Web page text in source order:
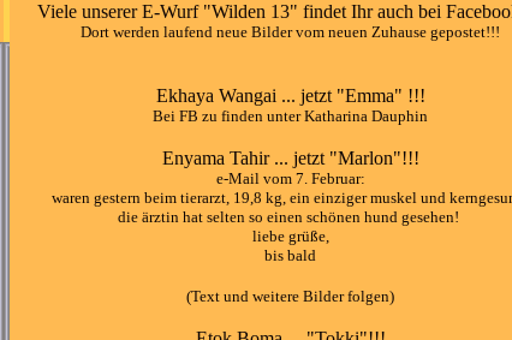
Viele unserer E-Wurf "Wilden 13" findet Ihr auch bei
Dort werden laufend neue Bilder vom neuen Zuhause gepostet!!!
Ekhaya Wangai ... jetzt "Emma" !!!
Bei FB zu finden unter Katharina Dauphin
Enyama Tahir ... jetzt "Marlon"!!!
e-Mail vom 7. Februar:
waren gestern beim tierarzt, 19,8 kg, ein einziger muskel und
die ärztin hat selten so einen schönen hund gesehen!
liebe grüße,
bis bald
(Text und weitere Bilder folgen)